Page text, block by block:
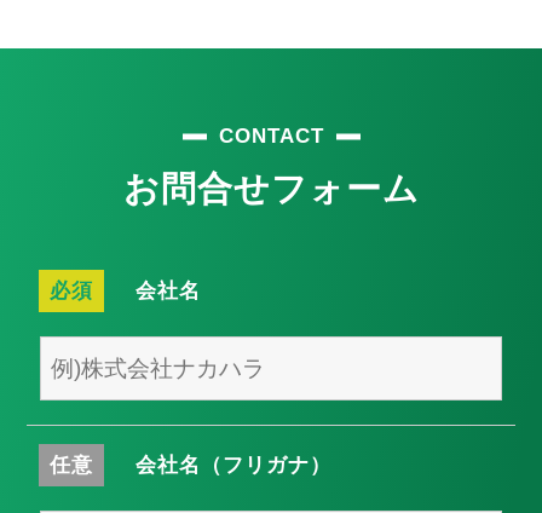
CONTACT
お問合せフォーム
必須 会社名
任意 会社名（フリガナ）